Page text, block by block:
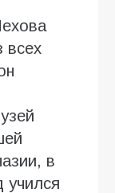
всех
в
учился